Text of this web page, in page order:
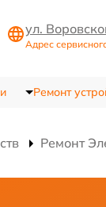
ул.
Адрес
Ремонт
Ремонт